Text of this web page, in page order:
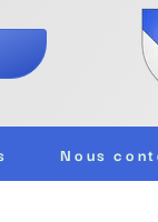
Nous